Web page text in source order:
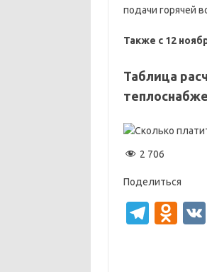
подачи горячей
Также с 12
Таблица
2 706
Поделиться
T
O